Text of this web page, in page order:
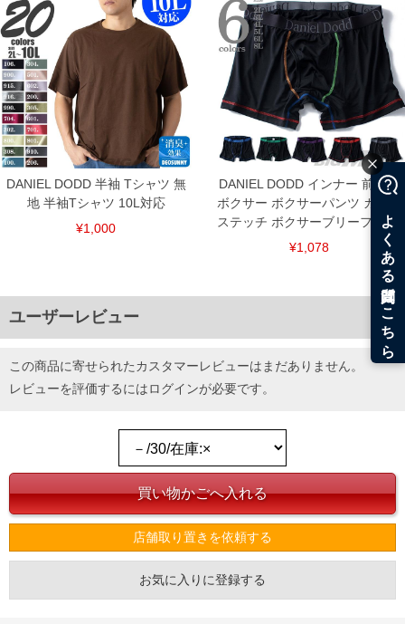
ご了承くださいませ。
※【ボトムの裾上げをご希望の場合】
裾上げ料金は500円+税となります。
備考欄に股下●cmとご記入下さい。（裾上げ無料対象商品は1本につき税込6,000円以
上の品が対象。1本5,999円以下の商品は有料（500円+税）となります。）
出荷まで約1週間～20日間程お時間を頂く場合がございます。
尚、裾上げした商品は返品・交換不可となりますので、予めご了承下さい。
一部、お直しに対応出来ない商品がございます。(例：裾にファスナーや調節ひもが付
いている、極端なデザインが施されている等)
※商品によって若干のサイズの誤差がございます。また、お客様がご使用の環境（コ
ンピュータ画面）によって、商品の色味が若干異なる場合がございます。予めご了承
ください。
※当店での掲載商品は、実店鋪と在庫を共用しておりますので店頭での売り違い、店
舗からのお取り寄せ等により、お客様にご迷惑をお掛けしてしまう場合がございま
す。そのようなことがない様最大限に努めておりますが、もしあった場合速やかにご
DETAIL
DANIEL DODD 半袖 Tシャツ 無
地 半袖Tシャツ 10L対応
¥1,000
DANIEL DODD インナー 前開き
ボクサー ボクサーパンツ カラー
ステッチ ボクサーブリーフ 下着
¥1,078
ユーザーレビュー
この商品に寄せられたカスタマーレビューはまだありません。
レビューを評価するにはログインが必要です。
店舗取り置きを依頼する
お気に入りに登録する